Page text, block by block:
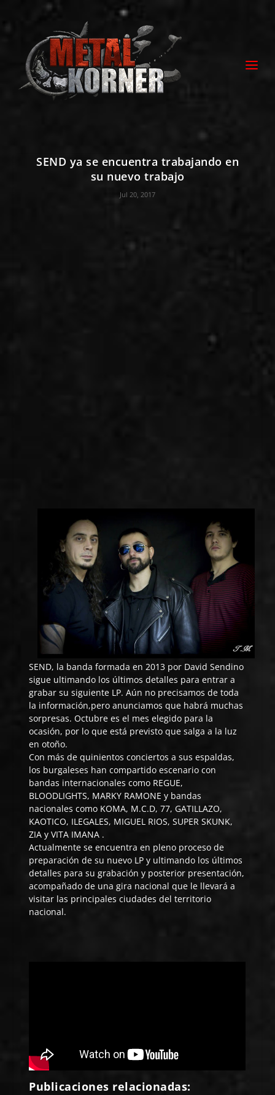
SEND ya se encuentra trabajando en
su nuevo trabajo
Jul 20, 2017
SEND, la banda formada en 2013 por David Sendino
sigue ultimando los últimos detalles para entrar a
grabar su siguiente LP. Aún no precisamos de toda
la información,pero anunciamos que habrá muchas
sorpresas. Octubre es el mes elegido para la
ocasión, por lo que está previsto que salga a la luz
en otoño.
Con más de quinientos conciertos a sus espaldas,
los burgaleses han compartido escenario con
bandas internacionales como REGUE,
BLOODLIGHTS, MARKY RAMONE y bandas
nacionales como KOMA, M.C.D, 77, GATILLAZO,
KAOTICO, ILEGALES, MIGUEL RIOS, SUPER SKUNK,
ZIA y VITA IMANA .
Actualmente se encuentra en pleno proceso de
preparación de su nuevo LP y ultimando los últimos
detalles para su grabación y posterior presentación,
acompañado de una gira nacional que le llevará a
visitar las principales ciudades del territorio
nacional.
Publicaciones relacionadas: